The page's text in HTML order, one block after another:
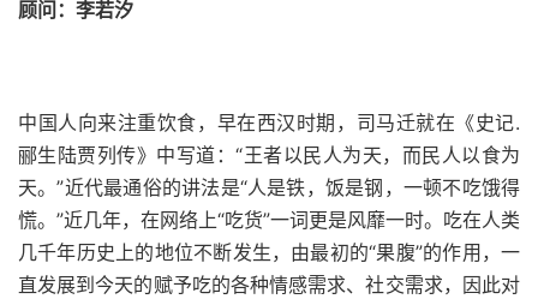
顾问：李若汐
中国人向来注重饮食，早在西汉时期，司马迁就在《史记.
郦生陆贾列传》中写道：“王者以民人为天，而民人以食为
天。”近代最通俗的讲法是“人是铁，饭是钢，一顿不吃饿得
慌。”近几年，在网络上“吃货”一词更是风靡一时。吃在人类
几千年历史上的地位不断发生，由最初的“果腹”的作用，一
直发展到今天的赋予吃的各种情感需求、社交需求，因此对